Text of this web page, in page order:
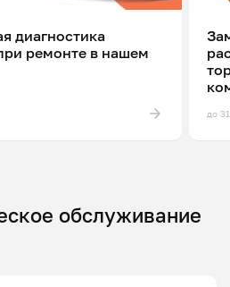
диагностика
ремонте в нашем
до
обслуживание